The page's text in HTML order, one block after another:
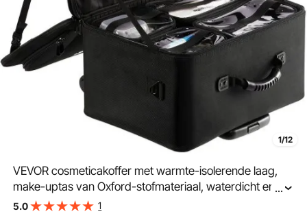
1/12
VEVOR cosmeticakoffer met warmte-isolerende laag,
make-uptas van Oxford-stofmateriaal, waterdicht en
slijtvast, make-upkoffer, make-uptas, cosmetische tas,
...
5.0 1